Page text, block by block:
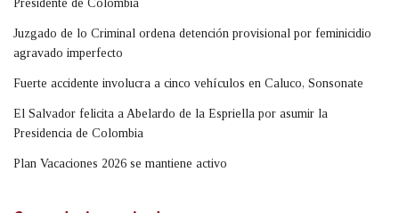
Presidente de Colombia
Juzgado de lo Criminal ordena detención provisional por feminicidio
agravado imperfecto
Fuerte accidente involucra a cinco vehículos en Caluco, Sonsonate
El Salvador felicita a Abelardo de la Espriella por asumir la
Presidencia de Colombia
Plan Vacaciones 2026 se mantiene activo